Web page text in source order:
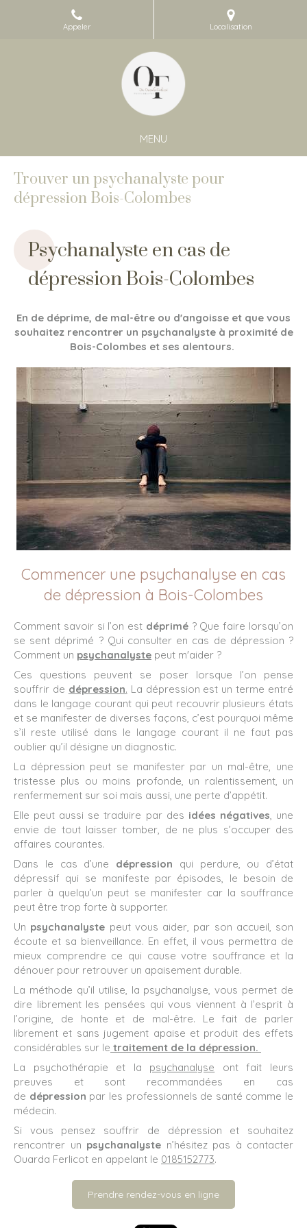
Appeler Localisation
MENU
Trouver un psychanalyste pour
dépression Bois-Colombes
Psychanalyste en cas de
dépression Bois-Colombes
En de déprime, de mal-être ou d'angoisse et que vous
souhaitez rencontrer un psychanalyste à proximité de
Bois-Colombes et ses alentours.
Commencer une psychanalyse en cas
de dépression à Bois-Colombes
Comment savoir si l’on est déprimé? Que faire lorsqu’on
se sent déprimé ? Qui consulter en cas de dépression ?
Comment un psychanalyste peut m'aider ?
Ces questions peuvent se poser lorsque l’on pense
souffrir de dépression. La dépression est un terme entré
dans le langage courant qui peut recouvrir plusieurs états
et se manifester de diverses façons, c’est pourquoi même
s’il reste utilisé dans le langage courant il ne faut pas
oublier qu’il désigne un diagnostic.
La dépression peut se manifester par un mal-être, une
tristesse plus ou moins profonde, un ralentissement, un
renfermement sur soi mais aussi, une perte d’appétit.
Elle peut aussi se traduire par des idées négatives, une
envie de tout laisser tomber, de ne plus s’occuper des
affaires courantes.
Dans le cas d’une dépression qui perdure, ou d’état
dépressif qui se manifeste par épisodes, le besoin de
parler à quelqu’un peut se manifester car la souffrance
peut être trop forte à supporter.
Un psychanalyste peut vous aider, par son accueil, son
écoute et sa bienveillance. En effet, il vous permettra de
mieux comprendre ce qui cause votre souffrance et la
dénouer pour retrouver un apaisement durable.
La méthode qu’il utilise, la psychanalyse, vous permet de
dire librement les pensées qui vous viennent à l’esprit à
l’origine, de honte et de mal-être. Le fait de parler
librement et sans jugement apaise et produit des effets
considérables sur le traitement de la dépression.
La psychothérapie et la psychanalyse ont fait leurs
preuves et sont recommandées en cas
de dépression par les professionnels de santé comme le
médecin.
Si vous pensez souffrir de dépression et souhaitez
rencontrer un psychanalyste n’hésitez pas à contacter
Ouarda Ferlicot en appelant le 0185152773.
Prendre rendez-vous en ligne